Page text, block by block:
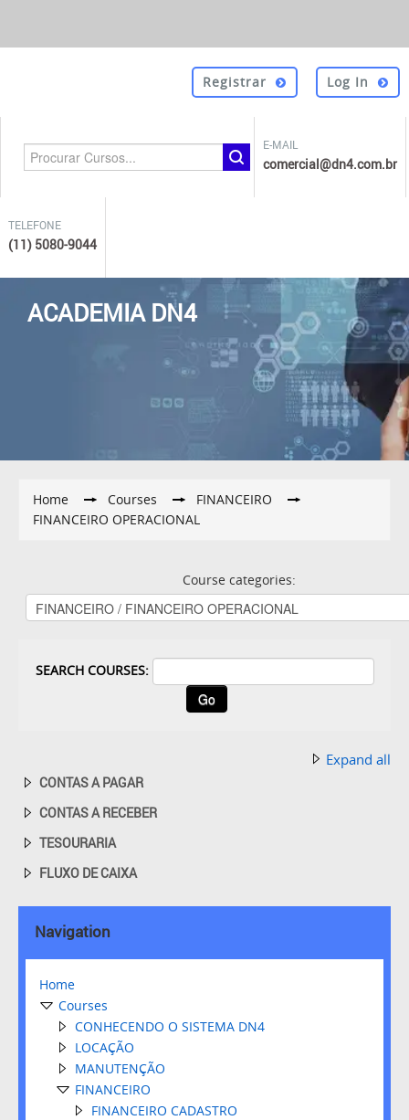
Registrar Log In
E-MAIL
comercial@dn4.com.br
TELEFONE
(11) 5080-9044
ACADEMIA DN4
Home → Courses → FINANCEIRO
→
FINANCEIRO OPERACIONAL
Course categories:
SEARCH COURSES:
Expand all
CONTAS A PAGAR
CONTAS A RECEBER
TESOURARIA
FLUXO DE CAIXA
Navigation
Home
Courses
CONHECENDO O SISTEMA DN4
LOCAÇÃO
MANUTENÇÃO
FINANCEIRO
FINANCEIRO CADASTRO